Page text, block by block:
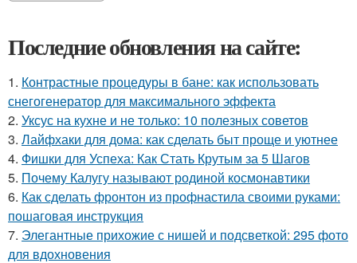
Последние обновления на сайте:
1. Контрастные процедуры в бане: как использовать
снегогенератор для максимального эффекта
2. Уксус на кухне и не только: 10 полезных советов
3. Лайфхаки для дома: как сделать быт проще и уютнее
4. Фишки для Успеха: Как Стать Крутым за 5 Шагов
5. Почему Калугу называют родиной космонавтики
6. Как сделать фронтон из профнастила своими руками:
пошаговая инструкция
7. Элегантные прихожие с нишей и подсветкой: 295 фото
для вдохновения